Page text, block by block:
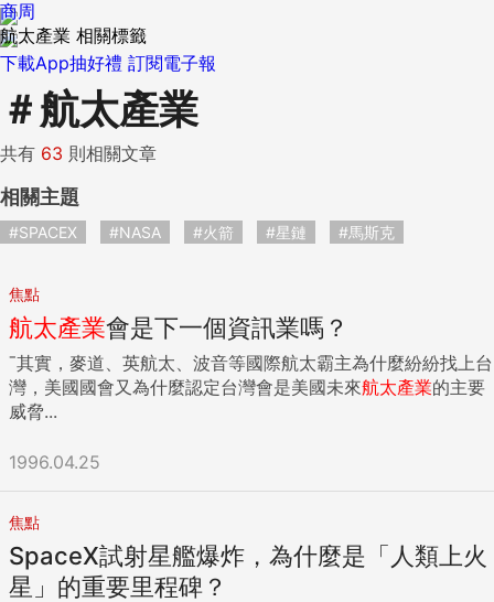
下載App抽好禮 訂閱電子報
商周
航太產業 相關標籤
＃航太產業
共有 63 則相關文章
相關主題
#SPACEX #NASA #火箭 #星鏈 #馬斯克
焦點
航太產業會是下一個資訊業嗎？
ˉ其實，麥道、英航太、波音等國際航太霸主為什麼紛紛找上台
灣，美國國會又為什麼認定台灣會是美國未來航太產業的主要
威脅...
1996.04.25
焦點
SpaceX試射星艦爆炸，為什麼是「人類上火
星」的重要里程碑？